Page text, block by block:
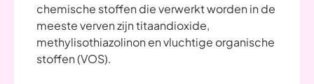
chemische stoffen die verwerkt worden in de
meeste verven zijn titaandioxide,
methylisothiazolinon en vluchtige organische
stoffen (VOS).